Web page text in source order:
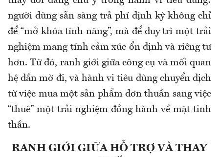
người dùng sẵn sàng trả phí định kỳ không chỉ
để “mở khóa tính năng”, mà để duy trì một trải
nghiệm mang tính cảm xúc ổn định và riêng tư
hơn. Từ đó, ranh giới giữa công cụ và mối quan
hệ dần mờ đi, và hành vi tiêu dùng chuyển dịch
từ việc mua một sản phẩm đơn thuần sang việc
“thuê” một trải nghiệm đồng hành về mặt tinh
thần.
RANH GIỚI GIỮA HỖ TRỢ VÀ THAY